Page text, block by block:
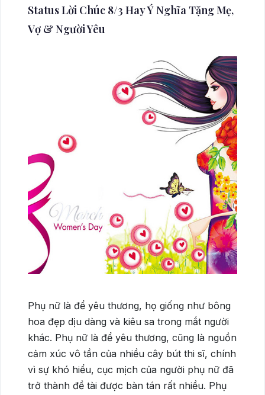
Status Lời Chúc 8/3 Hay Ý Nghĩa Tặng Mẹ,
Vợ & Người Yêu
Phụ nữ là để yêu thương, họ giống như bông
hoa đẹp dịu dàng và kiêu sa trong mắt người
khác. Phụ nữ là để yêu thương, cũng là nguồn
cảm xúc vô tần của nhiều cây bút thi sĩ, chính
vì sự khó hiểu, cục mịch của người phụ nữ đã
trở thành đề tài được bàn tán rất nhiều. Phụ